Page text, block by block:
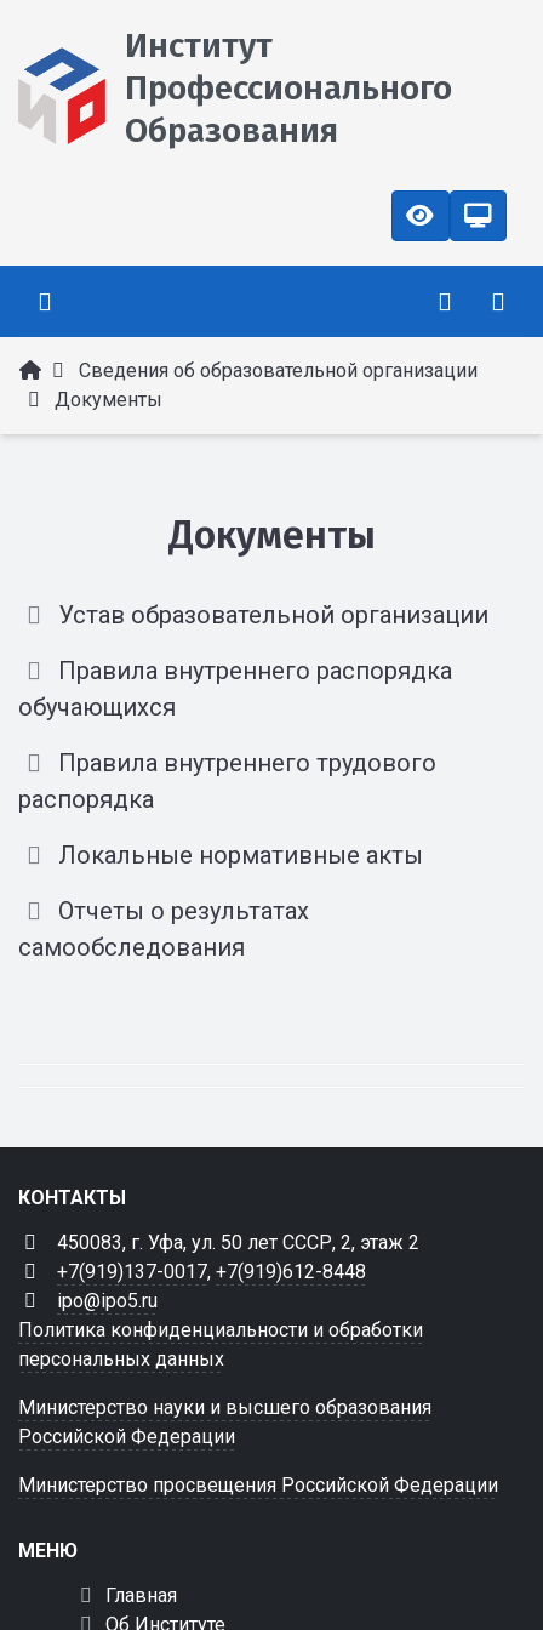
Институт
Профессионального
Образования
Сведения об образовательной организации
Документы
Документы
Устав образовательной организации
Правила внутреннего распорядка
обучающихся
Правила внутреннего трудового
распорядка
Локальные нормативные акты
Отчеты о результатах
самообследования
КОНТАКТЫ
450083, г. Уфа, ул. 50 лет СССР, 2, этаж 2
+7(919)137-0017, +7(919)612-8448
ipo@ipo5.ru
Политика конфиденциальности и обработки
персональных данных
Министерство науки и высшего образования
Российской Федерации
Министерство просвещения Российской Федерации
МЕНЮ
Главная
Об Институте